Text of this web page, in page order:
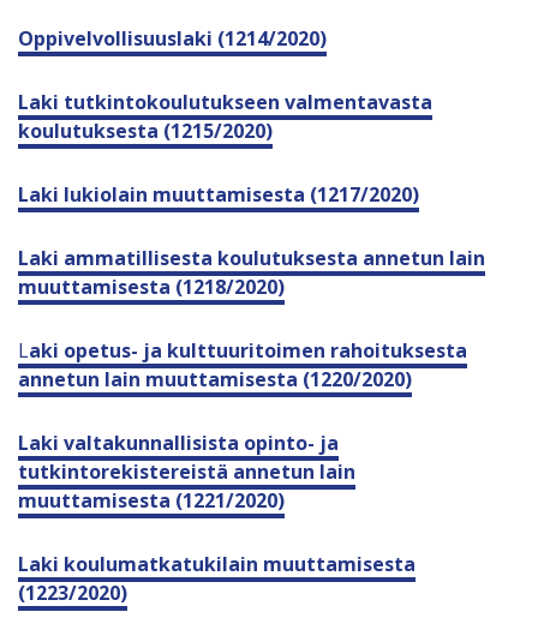
Oppivelvollisuuslaki (1214/2020)
Laki tutkintokoulutukseen valmentavasta
koulutuksesta (1215/2020)
Laki lukiolain muuttamisesta (1217/2020)
Laki ammatillisesta koulutuksesta annetun lain
muuttamisesta (1218/2020)
Laki opetus- ja kulttuuritoimen rahoituksesta
annetun lain muuttamisesta (1220/2020)
Laki valtakunnallisista opinto- ja
tutkintorekistereistä annetun lain
muuttamisesta (1221/2020)
Laki koulumatkatukilain muuttamisesta
(1223/2020)